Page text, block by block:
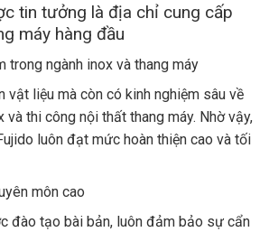
tin tưởng là địa chỉ cung cấp
máy hàng đầu
trong ngành inox và thang máy
vật liệu mà còn có kinh nghiệm sâu về
và thi công nội thất thang máy. Nhờ vậy,
luôn đạt mức hoàn thiện cao và tối
môn cao
đào tạo bài bản, luôn đảm bảo sự cẩn